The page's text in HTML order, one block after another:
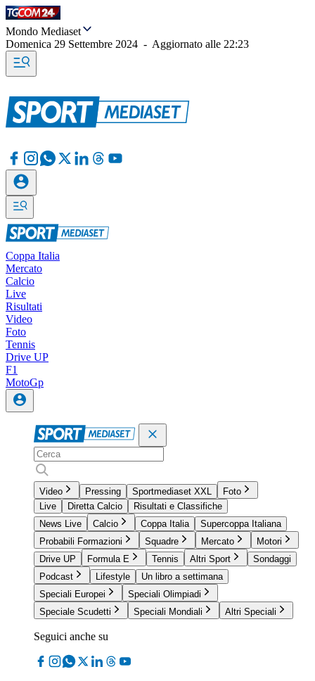
Mondo Mediaset
Domenica 29 Settembre 2024 - Aggiornato alle 22:23
Coppa Italia
Mercato
Calcio
Live
Risultati
Video
Foto
Tennis
Drive UP
F1
MotoGp
Video Pressing Sportmediaset XXL
Foto
Live
Diretta Calcio
Risultati e Classifiche
News Live
Calcio Coppa Italia
Supercoppa Italiana
Probabili Formazioni
Squadre Mercato
Motori
Drive UP
Formula E Tennis Altri Sport
Sondaggi
Podcast
Lifestyle
Un libro a settimana
Speciali Europei
Speciali Olimpiadi
Speciale Scudetti
Speciali Mondiali Altri Speciali
Seguici anche su